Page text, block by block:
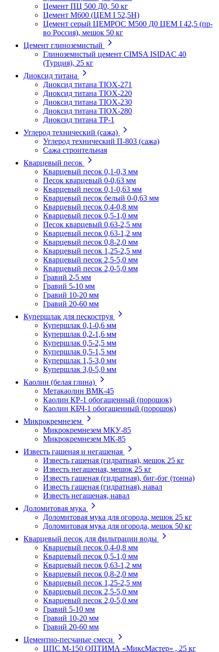
Цемент ПЦ 500 Д0, 50 кг
Цемент М600 (ЦЕМ I 52,5Н)
Цемент серый ЦЕМРОС М500 Д0 ЦЕМ I 42,5 (пр-
во Россия), мешок 50 кг
Цемент глиноземистый
Глиноземистый цемент CIMSA ISIDAC 40
(Турция), 25 кг
Диоксид титана
Диоксид титана TIOX-271
Диоксид титана TIOX-220
Диоксид титана TIOX-230
Диоксид титана TIOX-280
Диоксид титана TР-1
Углерод технический (сажа)
Углерод технический П-803 (сажа)
Сажа строительная
Кварцевый песок
Кварцевый песок 0,1-0,3 мм
Песок кварцевый 0-0,63 мм
Кварцевый песок 0,1-0,63 мм
Кварцевый песок белый 0-0,63 мм
Кварцевый песок 0,4-0,8 мм
Кварцевый песок 0,5-1,0 мм
Песок кварцевый 0,63-2,5 мм
Кварцевый песок 0,63-1,2 мм
Кварцевый песок 0,8-2,0 мм
Кварцевый песок 1,25-2,5 мм
Кварцевый песок 2,5-5,0 мм
Кварцевый песок 2,0-5,0 мм
Гравий 2-5 мм
Гравий 5-10 мм
Гравий 10-20 мм
Гравий 20-60 мм
Купершлак для пескоструя
Купершлак 0,1-0,6 мм
Купершлак 0,2-1,6 мм
Купершлак 0,5-2,5 мм
Купершлак 0,5-1,5 мм
Купершлак 1,5-3,0 мм
Купершлак 3,0-5,0 мм
Каолин (белая глина)
Метакаолин ВМК-45
Каолин КР-1 обогащенный (порошок)
Каолин КБЧ-1 обогащенный (порошок)
Микрокремнезем
Микрокремнезем МКУ-85
Микрокремнезем МК-85
Известь гашеная и негашеная
Известь гашеная (гидратная), мешок 25 кг
Известь негашеная, мешок 25 кг
Известь гашеная (гидратная), биг-бэг (тонна)
Известь гашеная (гидратная), навал
Известь негашеная, навал
Доломитовая мука
Доломитовая мука для огорода, мешок 25 кг
Доломитовая мука для огорода, мешок 50 кг
Кварцевый песок для фильтрации воды
Кварцевый песок 0,4-0,8 мм
Кварцевый песок 0,5-1,0 мм
Кварцевый песок 0,63-1,2 мм
Кварцевый песок 0,8-2,0 мм
Кварцевый песок 1,25-2,5 мм
Кварцевый песок 2,5-5,0 мм
Кварцевый песок 2,0-5,0 мм
Гравий 5-10 мм
Гравий 10-20 мм
Гравий 20-60 мм
Цементно-песчаные смеси
ЦПС М-150 ОПТИМА «МиксМастер» , 25 кг